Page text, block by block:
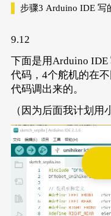
步骤3 Arduino IDE 写
9.12
下面是用Arduino
代码，4个舵机的在
代码调出来的。
（因为后面我计划用